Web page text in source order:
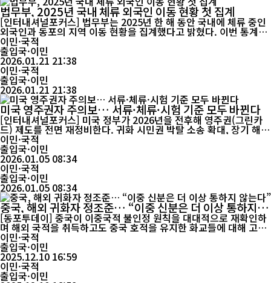
법무부, 2025년 국내 체류 외국인 이동 현황 첫 집계
[인터내셔널포커스] 법무부는 2025년 한 해 동안 국내에 체류 중인
외국인과 동포의 지역 이동 현황을 집계했다고 밝혔다. 이번 통계는
「출입국관리법」과 「재외동포의 출입국과 법적 지위에 관한 법
률」에 따른 체류지 변경 신고(전입·전출)를 토대로 산출됐으며, 국
민 대상 ‘국내인구이동통계’와 동일한 기준을 적용했다. 집계 결과,
2025년 한 해 동안 국내 체류지를 이동한 외국인(동포 포함)은 총 3
7만6,971명(누적)으...
이민·국적
출입국·이민
2026.01.21 21:38
이민·국적
출입국·이민
2026.01.21 21:38
미국 영주권자 주의보… 서류·체류·시험 기준 모두 바뀐다
[인터내셔널포커스] 미국 정부가 2026년을 전후해 영주권(그린카
드) 제도를 전면 재정비한다. 귀화 시민권 박탈 소송 확대, 장기 해외
체류자 재입국 심사 강화, 혼인 이민 검증 강화 등 영주권 관리 전반
이 한층 엄격해질 전망이다. 미 경제지 더 파이낸셜 익스프레스(The
Financial Express)는 최근 보도에서 “영주권자 역시 더 이상 규제
의 예외가 아니다”라며, 트럼프 행정부 이후 강화된 이민 정책 기조
가...
이민·국적
출입국·이민
2026.01.05 08:34
이민·국적
출입국·이민
2026.01.05 08:34
중국, 해외 귀화자 정조준… “이중 신분은 더 이상 통하지 않
는다”
[동포투데이] 중국이 이중국적 불인정 원칙을 대대적으로 재확인하
며 해외 국적을 취득하고도 중국 호적을 유지한 화교들에 대해 고강
도 단속에 들어갔다. 최근 항저우 샤오산공항에서 벌어진 한 사례는
중국의 국적·호적 관리가 ‘정서적 관행’에서 ‘철저한 법 집행’으로
급격히 선회했음을 보여준다. 항저우공항 출국장 전광판에 갑자기
붉은 글씨가 번쩍였다. “이중국적, 출국 금지.” 호주에서 14년간 생
활해 시민권을 취득...
이민·국적
출입국·이민
2025.12.10 16:59
이민·국적
출입국·이민